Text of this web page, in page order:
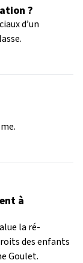
?
d’un
à
la ré-
des enfants
Goulet.